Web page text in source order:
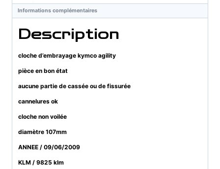
4T
Informations complémentaires
Description
cloche d’embrayage kymco agility
pièce en bon état
aucune partie de cassée ou de fissurée
cannelures ok
cloche non voilée
diamètre 107mm
ANNEE / 09/06/2009
KLM / 9825 klm